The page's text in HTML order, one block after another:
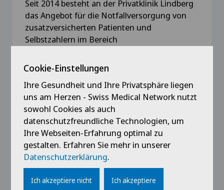
Seit 2014 besteht an der Privatklinik Lindberg
das Angebot für die Notfallversorgung von
zusatzversicherten Patienten und
Selbstzahlern im Bereich
Jeweils 24 Stunden an sieben Tagen der
Woche wird das gesamte Spektrum der
Beurteilung und Versorgung von
Knochenbrüchen sowie
Weichteilverletzungen des
Bewegungsapparates (Muskeln, Sehnen,
Bänder, Kreuzbänder, Menisken) angeboten.
Durch die im Hause zur Verfügung stehende
moderne Infrastruktur wie Röntgen, CT, MRI,
Labor und 4 IPS-Betten sind die Patienten
optimal betreut.
Cookie-Einstellungen
Ihre Gesundheit und Ihre Privatsphäre liegen
uns am Herzen - Swiss Medical Network nutzt
sowohl Cookies als auch
datenschutzfreundliche Technologien, um
Ihre Webseiten-Erfahrung optimal zu
gestalten. Erfahren Sie mehr in unserer
Datenschutzerklärung.
Ich akzeptiere nicht Ich akzeptiere